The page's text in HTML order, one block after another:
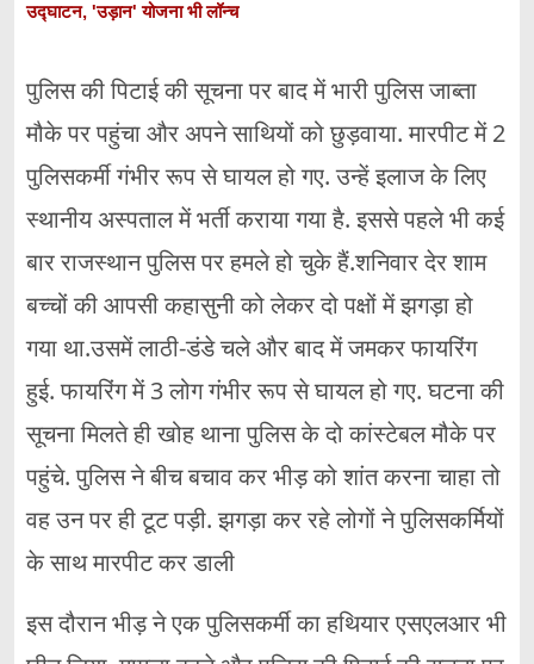
उद्घाटन, 'उड़ान' योजना भी लॉन्च
पुलिस की पिटाई की सूचना पर बाद में भारी पुलिस जाब्ता
मौके पर पहुंचा और अपने साथियों को छुड़वाया. मारपीट में 2
पुलिसकर्मी गंभीर रूप से घायल हो गए. उन्हें इलाज के लिए
स्थानीय अस्पताल में भर्ती कराया गया है. इससे पहले भी कई
बार राजस्थान पुलिस पर हमले हो चुके हैं.शनिवार देर शाम
बच्चों की आपसी कहासुनी को लेकर दो पक्षों में झगड़ा हो
गया था.उसमें लाठी-डंडे चले और बाद में जमकर फायरिंग
हुई. फायरिंग में 3 लोग गंभीर रूप से घायल हो गए. घटना की
सूचना मिलते ही खोह थाना पुलिस के दो कांस्टेबल मौके पर
पहुंचे. पुलिस ने बीच बचाव कर भीड़ को शांत करना चाहा तो
वह उन पर ही टूट पड़ी. झगड़ा कर रहे लोगों ने पुलिसकर्मियों
के साथ मारपीट कर डाली
इस दौरान भीड़ ने एक पुलिसकर्मी का हथियार एसएलआर भी